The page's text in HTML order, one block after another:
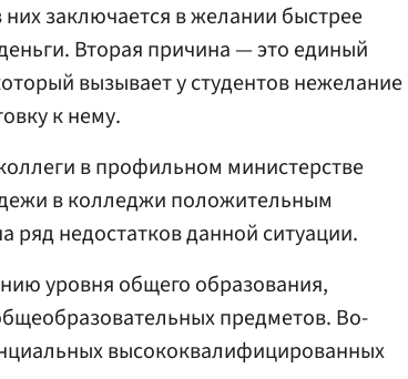
заключается в желании быстрее
Вторая причина — это единый
вызывает у студентов нежелание
к нему.
в профильном министерстве
в колледжи положительным
ряд недостатков данной ситуации.
уровня общего образования,
предметов. Во-
высококвалифицированных